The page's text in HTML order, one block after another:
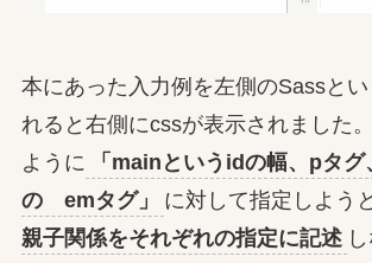
本にあった入力例を左側のSassと
れると右側にcssが表示されました
ように
「mainというidの幅、pタ
の emタグ」
に対して指定しよう
親子関係をそれぞれの指定に記述